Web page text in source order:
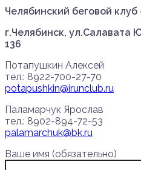
Челябинский беговой клуб
г.Челябинск, ул.Салавата
136
Потапушкин Алексей
тел.: 8922-700-27-70
potapushkin@irunclub.ru
Паламарчук Ярослав
тел.: 8902-894-72-53
palamarchuk@bk.ru
Ваше имя (обязательно)